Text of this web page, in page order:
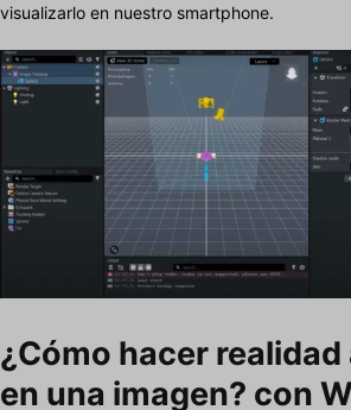
visualizarlo en nuestro smartphone.
¿Cómo hacer
en una imagen? con